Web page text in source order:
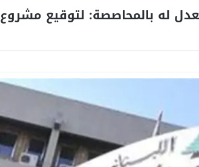
له بالمحاصصة: لتوقيع مشروع